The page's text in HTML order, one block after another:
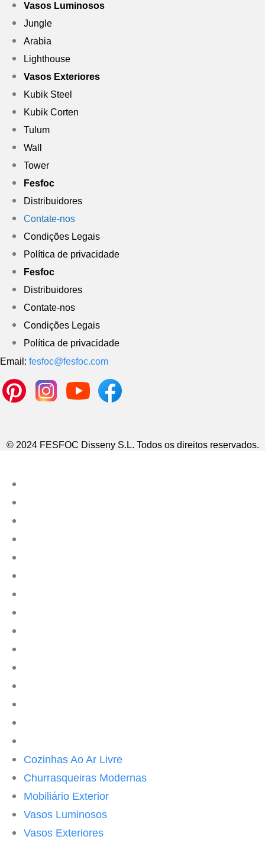
Vasos Luminosos
Jungle
Arabia
Lighthouse
Vasos Exteriores
Kubik Steel
Kubik Corten
Tulum
Wall
Tower
Fesfoc
Distribuidores
Contate-nos
Condições Legais
Política de privacidade
Fesfoc
Distribuidores
Contate-nos
Condições Legais
Política de privacidade
Email: fesfoc@fesfoc.com
© 2024 FESFOC Disseny S.L. Todos os direitos reservados.
Cozinhas Ao Ar Livre
Churrasqueiras Modernas
Mobiliário Exterior
Vasos Luminosos
Vasos Exteriores